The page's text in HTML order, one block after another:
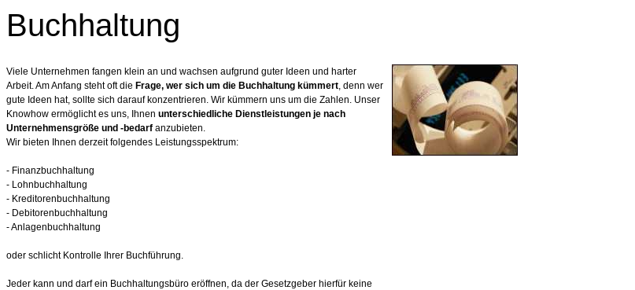
Buchhaltung
Viele Unternehmen fangen klein an und wachsen aufgrund guter Ideen und harter
Arbeit. Am Anfang steht oft die Frage, wer sich um die Buchhaltung kümmert, denn wer
gute Ideen hat, sollte sich darauf konzentrieren. Wir kümmern uns um die Zahlen. Unser
Knowhow ermöglicht es uns, Ihnen unterschiedliche Dienstleistungen je nach
Unternehmensgröße und -bedarf anzubieten.
Wir bieten Ihnen derzeit folgendes Leistungsspektrum:
- Finanzbuchhaltung
- Lohnbuchhaltung
- Kreditorenbuchhaltung
- Debitorenbuchhaltung
- Anlagenbuchhaltung
oder schlicht Kontrolle Ihrer Buchführung.
Jeder kann und darf ein Buchhaltungsbüro eröffnen, da der Gesetzgeber hierfür keine